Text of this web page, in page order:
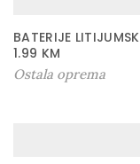
BATERIJE
1.99 KM
Ostala oprema